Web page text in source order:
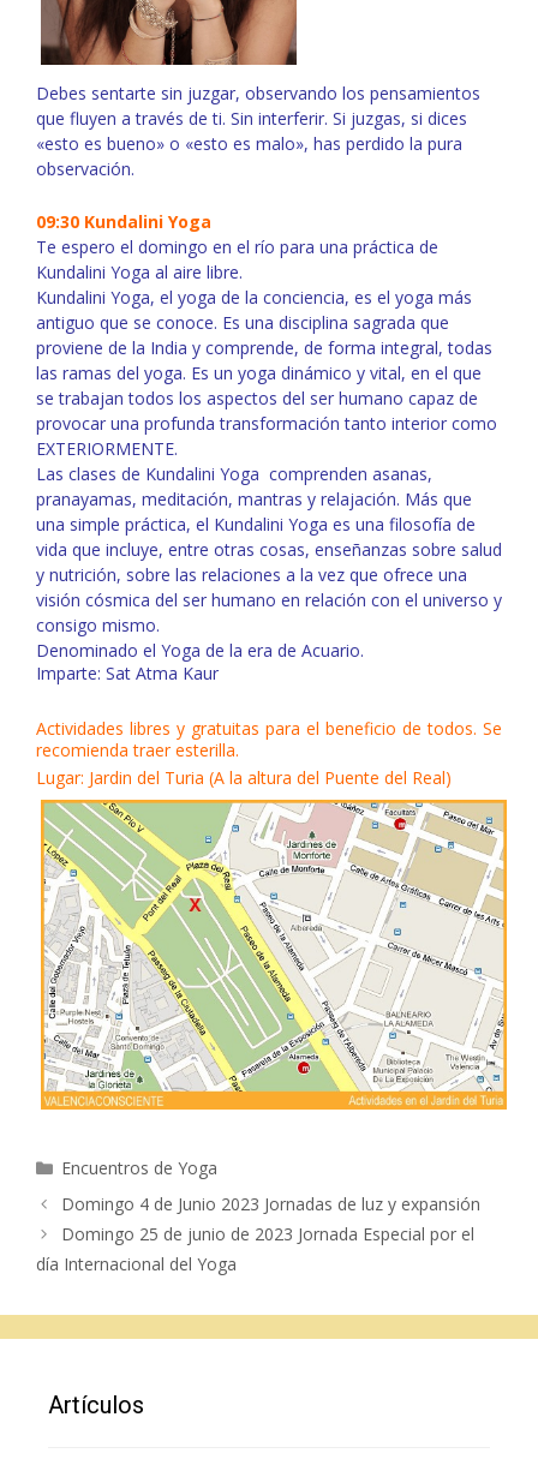
Debes sentarte sin juzgar, observando los pensamientos
que fluyen a través de ti. Sin interferir. Si juzgas, si dices
«esto es bueno» o «esto es malo», has perdido la pura
observación.
09:30 Kundalini Yoga
Te espero el domingo en el río para una práctica de
Kundalini Yoga al aire libre.
Kundalini Yoga, el yoga de la conciencia, es el yoga más
antiguo que se conoce. Es una disciplina sagrada que
proviene de la India y comprende, de forma integral, todas
las ramas del yoga. Es un yoga dinámico y vital, en el que
se trabajan todos los aspectos del ser humano capaz de
provocar una profunda transformación tanto interior como
EXTERIORMENTE.
Las clases de Kundalini Yoga comprenden asanas,
pranayamas, meditación, mantras y relajación. Más que
una simple práctica, el Kundalini Yoga es una filosofía de
vida que incluye, entre otras cosas, enseñanzas sobre salud
y nutrición, sobre las relaciones a la vez que ofrece una
visión cósmica del ser humano en relación con el universo y
consigo mismo.
Denominado el Yoga de la era de Acuario.
Imparte: Sat Atma Kaur
Actividades libres y gratuitas para el beneficio de todos. Se
recomienda traer esterilla.
Lugar: Jardin del Turia (A la altura del Puente del Real)
Categorías
Encuentros de Yoga
Domingo 4 de Junio 2023 Jornadas de luz y expansión
Domingo 25 de junio de 2023 Jornada Especial por el
día Internacional del Yoga
Artículos